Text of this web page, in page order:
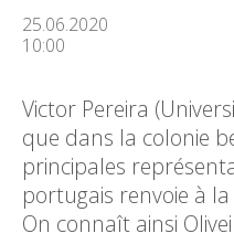
25.06.2020
10:00
Victor Pereira
que dans la colonie
principales
portugais renvoie à
On connaît ainsi